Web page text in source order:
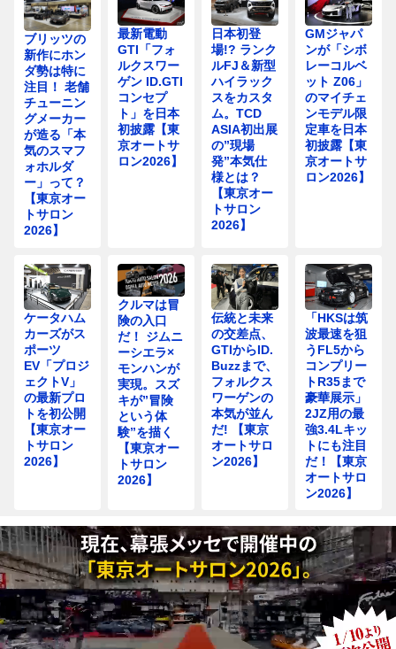
ブリッツの
新作にホン
ダ勢は特に
注目！ 老舗
チューニン
グメーカー
が造る「本
気のスマフ
ォホルダ
ー」って？
【東京オー
トサロン
2026】
最新電動
GTI「フォ
ルクスワー
ゲン ID.GTI
コンセプ
ト」を日本
初披露【東
京オートサ
ロン2026】
日本初登
場!? ランク
ルFJ＆新型
ハイラック
スをカスタ
ム。TCD
ASIA初出展
の”現場
発”本気仕
様とは？
【東京オー
トサロン
2026】
GMジャパ
ンが「シボ
レーコルベ
ット Z06」
のマイチェ
ンモデル限
定車を日本
初披露【東
京オートサ
ロン2026】
ケータハム
カーズがス
ポーツ
EV「プロジ
ェクトV」
の最新プロ
トを初公開
【東京オー
トサロン
2026】
クルマは冒
険の入口
だ！ ジムニ
ーシエラ×
モンハンが
実現。スズ
キが”冒険
という体
験”を描く
【東京オー
トサロン
2026】
伝統と未来
の交差点、
GTIからID.
Buzzまで、
フォルクス
ワーゲンの
本気が並ん
だ! 【東京
オートサロ
ン2026】
「HKSは筑
波最速を狙
うFL5から
コンプリー
トR35まで
豪華展示」
2JZ用の最
強3.4Lキッ
トにも注目
だ！【東京
オートサロ
ン2026】